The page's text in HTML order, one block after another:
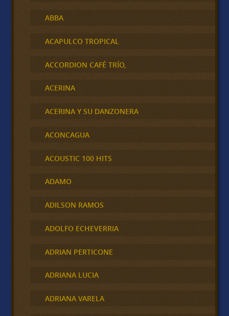
ABBA
ACAPULCO TROPICAL
ACCORDION CAFÉ TRÍO,
ACERINA
ACERINA Y SU DANZONERA
ACONCAGUA
ACOUSTIC 100 HITS
ADAMO
ADILSON RAMOS
ADOLFO ECHEVERRIA
ADRIAN PERTICONE
ADRIANA LUCIA
ADRIANA VARELA